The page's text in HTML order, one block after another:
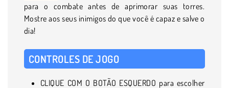
para o combate antes de aprimorar suas torres.
Mostre aos seus inimigos do que você é capaz e salve o
dia!
CONTROLES DE JOGO
CLIQUE COM O BOTÃO ESQUERDO para escolher